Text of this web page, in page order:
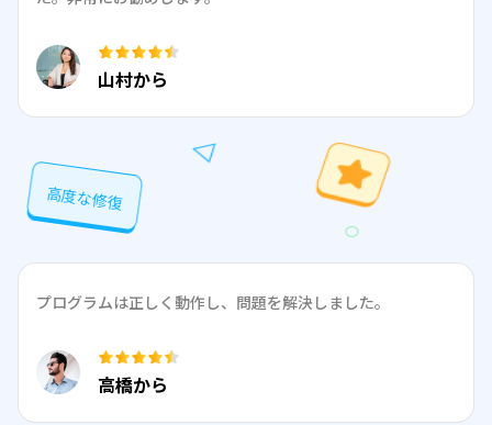
山村から
高度な修復
プログラムは正しく動作し、問題を解決しました。
高橋から